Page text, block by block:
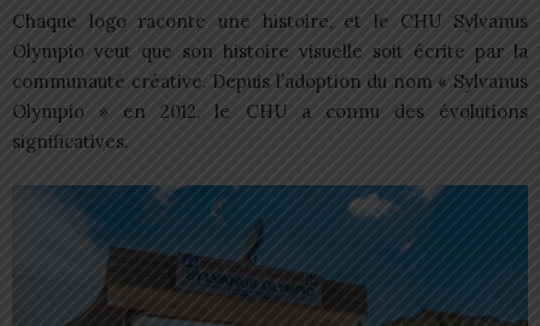
Chaque logo raconte une histoire, et le CHU Sylvanus
Olympio veut que son histoire visuelle soit écrite par la
communauté créative. Depuis l’adoption du nom « Sylvanus
Olympio » en 2012, le CHU a connu des évolutions
significatives.